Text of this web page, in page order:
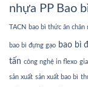
nhựa PP Bao
TACN bao bì thức ăn chăn
bao bì đựng gạo bao bì
tấn công nghệ in flexo
sản xuất sản xuất bao bì